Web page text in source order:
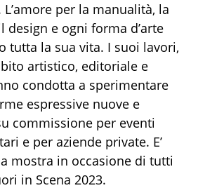
per la manualità, la
design e ogni forma d’arte
tutta la sua vita. I suoi lavori,
artistico, editoriale e
condotta a sperimentare
espressive nuove e
commissione per eventi
e per aziende private. E’
mostra in occasione di tutti
in Scena 2023.